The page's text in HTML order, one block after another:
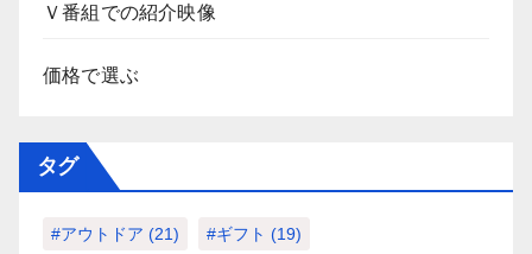
Ｖ番組での紹介映像
価格で選ぶ
タグ
#アウトドア (21) #ギフト (19)